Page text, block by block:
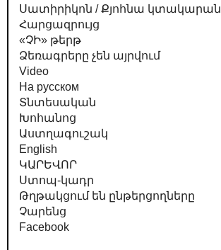
Սատիրիկոն / Քյոհնա կտակարան
Հարցազրույց
«ՉԻ» թերթ
Ձեռագրերը չեն այրվում
Video
На русском
Տնտեսական
Խոհանոց
Աստղագուշակ
English
ԿԱՐԵՎՈՐ
Ստոպ-կադր
Թղթակցում են ընթերցողները
Չարենց
Facebook